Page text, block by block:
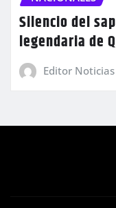
Silencio del
legendaria de
Editor Noticias